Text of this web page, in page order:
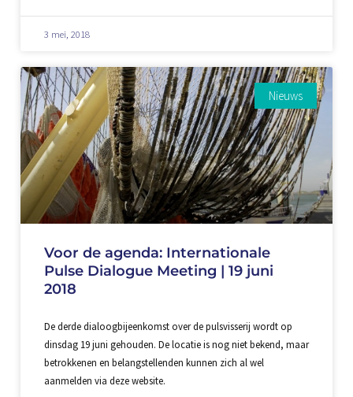
3 mei, 2018
Nieuws
Voor de agenda: Internationale
Pulse Dialogue Meeting | 19 juni
2018
De derde dialoogbijeenkomst over de pulsvisserij wordt op
dinsdag 19 juni gehouden. De locatie is nog niet bekend, maar
betrokkenen en belangstellenden kunnen zich al wel
aanmelden via deze website.